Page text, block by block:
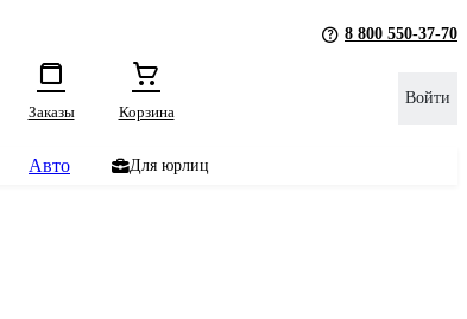
8 800 550-37-70
Заказы Корзина
Войти
Авто Для юрлиц